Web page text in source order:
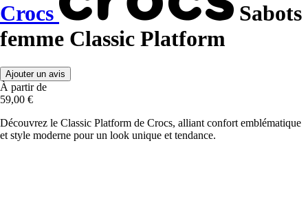
Crocs
Sabots
femme Classic Platform
Ajouter un avis
À partir de
59,00 €
Découvrez le Classic Platform de Crocs, alliant confort emblématique
et style moderne pour un look unique et tendance.